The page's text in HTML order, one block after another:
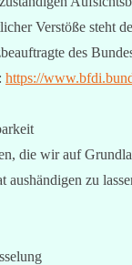
Verstöße steht
des
https://
die wir auf
aushändigen zu